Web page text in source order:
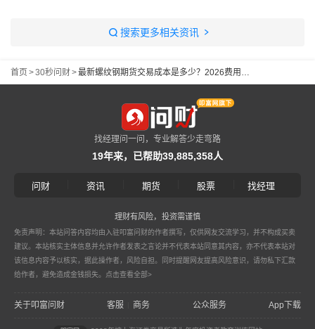
搜索更多相关资讯
首页 >30秒问财> 最新螺纹钢期货交易成本是多少？2026费用明细
找经理问一问，专业解答少走弯路
19年来，已帮助39,885,358人
问财 资讯 期货 股票 找经理
理财有风险，投资需谨慎
免责声明：本站问答内容均由入驻叩富问财的作者撰写，仅供网友交流学习，并不构成买卖
建议。本站核实主体信息并允许作者发表之言论并不代表本站同意其内容，亦不代表本站对
该信息内容予以核实，据此操作者，风险自担。同时提醒网友提高风险意识，请勿私下汇款
给作者，避免造成金钱损失。 点击查看全部>
关于叩富问财 客服 商务 公众服务 App下载